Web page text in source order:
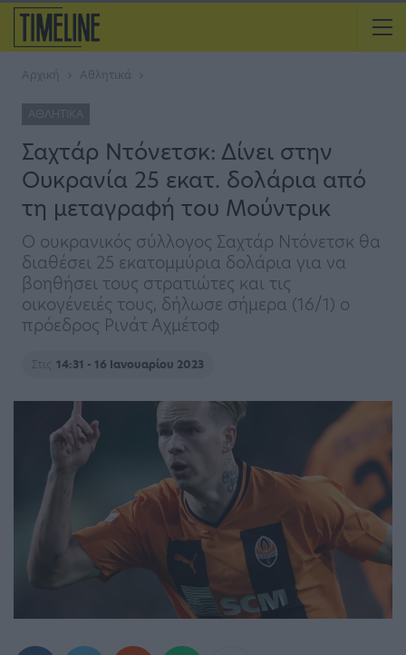
Αρχική Αθλητικά
ΑΘΛΗΤΙΚΆ
Σαχτάρ Ντόνετσκ: Δίνει στην
Ουκρανία 25 εκατ. δολάρια από
τη μεταγραφή του Μούντρικ
Ο ουκρανικός σύλλογος Σαχτάρ Ντόνετσκ θα
διαθέσει 25 εκατομμύρια δολάρια για να
βοηθήσει τους στρατιώτες και τις
οικογένειές τους, δήλωσε σήμερα (16/1) ο
πρόεδρος Ρινάτ Αχμέτοφ
Στις 14:31 - 16 Ιανουαρίου 2023